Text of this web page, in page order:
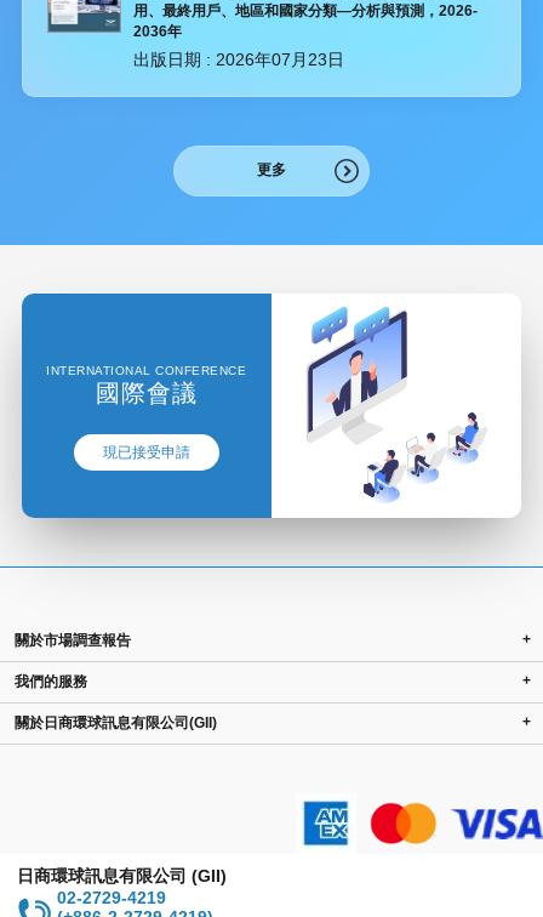
用、最終用戶、地區和國家分類—分析與預測，2026-
2036年
出版日期 : 2026年07月23日
更多
INTERNATIONAL CONFERENCE
國際會議
現已接受申請
關於市場調查報告 +
我們的服務 +
關於日商環球訊息有限公司(GII) +
日商環球訊息有限公司 (GII)
02-2729-4219